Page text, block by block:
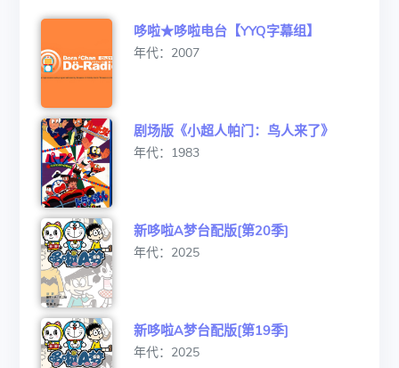
哆啦★哆啦电台【YYQ字幕组】
年代：2007
剧场版《小超人帕门：鸟人来了》
年代：1983
新哆啦A梦台配版[第20季]
年代：2025
新哆啦A梦台配版[第19季]
年代：2025